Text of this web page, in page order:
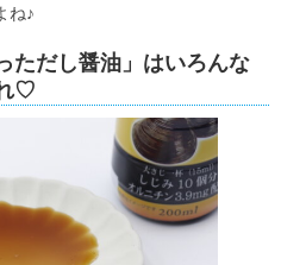
ね♪
ただし醤油」はいろんな
♡